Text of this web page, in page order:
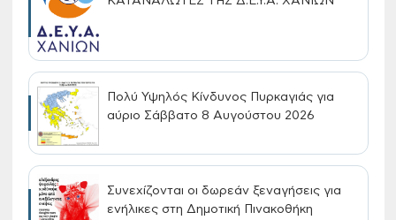
Πολύ Υψηλός Κίνδυνος Πυρκαγιάς για
αύριο Σάββατο 8 Αυγούστου 2026
Συνεχίζονται οι δωρεάν ξεναγήσεις για
ενήλικες στη Δημοτική Πινακοθήκη